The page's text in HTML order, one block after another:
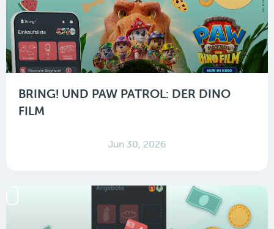
BRING! UND PAW PATROL: DER DINO
FILM
Jun 30, 2026